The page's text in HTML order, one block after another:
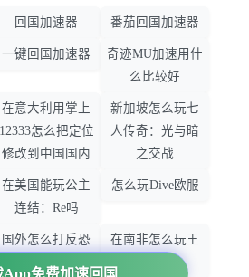
App免费加速回国
回国加速器 番茄回国加速器
一键回国加速器
奇迹MU加速用什
么比较好
在意大利用掌上
12333怎么把定位
修改到中国国内
新加坡怎么玩七
人传奇：光与暗
之交战
在美国能玩公主
连结：Re吗
怎么玩Dive欧服
国外怎么打反恐
精英：全球攻势
在南非怎么玩王